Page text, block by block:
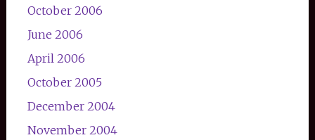
October 2006
June 2006
April 2006
October 2005
December 2004
November 2004